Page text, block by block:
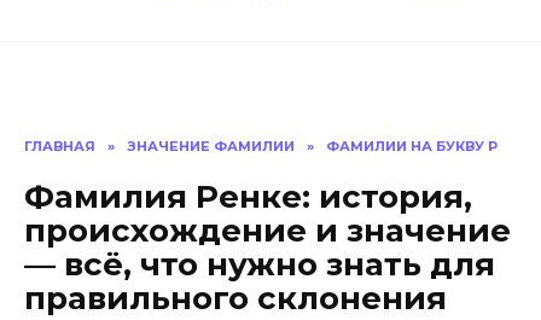
ГЛАВНАЯ » ЗНАЧЕНИЕ ФАМИЛИИ » ФАМИЛИИ НА БУКВУ Р
Фамилия Ренке: история,
происхождение и значение
— всё, что нужно знать для
правильного склонения